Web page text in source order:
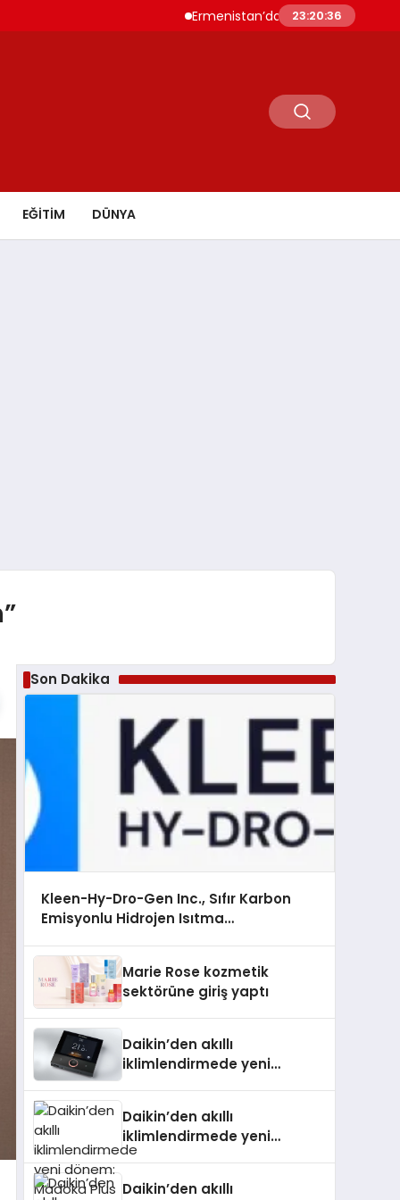
Ermenistan’da Nikol Paşinyan Yeniden
23:20:38
EĞİTİM DÜNYA
Son Dakika
Kleen-Hy-Dro-Gen Inc., Sıfır Karbon
Emisyonlu Hidrojen Isıtma
Onaylarını Aldı
Marie Rose kozmetik
sektörüne giriş yaptı
Daikin’den akıllı
iklimlendirmede yeni
Daikin’den akıllı
iklimlendirmede yeni
dönem: Madoka Plus
dostu tasarımıyla öne çıkan
Daikin’den akıllı